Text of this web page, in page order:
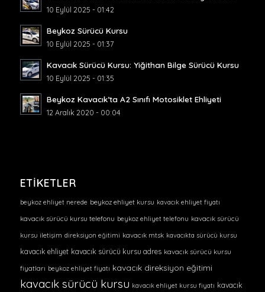
10 Eylül 2025 - 01:42
Beykoz Sürücü Kursu
10 Eylül 2025 - 01:37
Kavacık Sürücü Kursu: Yiğithan Bilge Sürücü Kursu
10 Eylül 2025 - 01:35
Beykoz Kavacık’ta A2 Sınıfı Motosiklet Ehliyeti
12 Aralık 2020 - 00:04
ETIKETLER
beykoz ehliyet nerede beykoz ehliyet kursu kavacık ehliyet fiyatı
kavacık sürücü kursu telefonu beykoz ehliyet telefonu kavacık sürücü
kursu iletişim direksiyon eğitimi kavacık mtsk kavacıkta sürücü kursu
kavacık ehliyet kavacık sürücü kursu adres kavacık sürücü kursu
fiyatları beykoz ehliyet fiyatı kavacık direksiyon eğitimi
kavacık sürücü kursu kavacık ehliyet kursu fiyatı kavacık